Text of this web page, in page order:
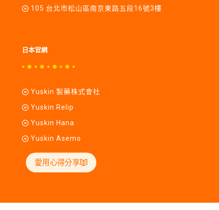
105 台北市松山區南京東路五段16號3樓
日本官網
Yuskin 製藥株式會社
Yuskin Relip
Yuskin Hana
Yuskin Asemo
愛用心得分享